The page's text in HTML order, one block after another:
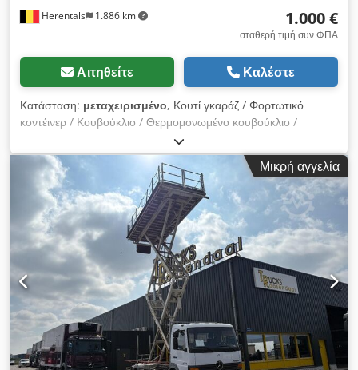
Herentals 1.886 km 1.000 €
σταθερή τιμή συν ΦΠΑ
Αιτηθείτε Καλέστε
Κατάσταση: μεταχειρισμένο, Κουτί γκαράζ / Φορτωτικό
κοντέινερ / Κουβούκλιο / Θερμομονωμένο κουβούκλιο /
Ψυκτικός θάλαμος Κλειστός θάλαμος / κλειστό κουβούκλιο
Χωρίς ψυκτική μονάδα Χώρος φόρτωσης: Μήκος: 8,0 μέτρα
Πλάτος: 2,46 μέτρα Ύψος: 2,05 μέτρα Ιδανικό για χρήση ως
κήπος ή γκαράζ. Μερικές φωτογραφίες για να δείξουν πώς
μπορεί να φαίνεται μετά από δικές σας τροποποιήσεις.
Πωλείται όπως απεικονίζεται στις φωτογραφίες 5 - 7. Csdpfx
Ahjzqdayjborf Cevoman bvba. Lenskensdijk 5 2200
Herentals Βέλγιο
Μικρή αγγελία